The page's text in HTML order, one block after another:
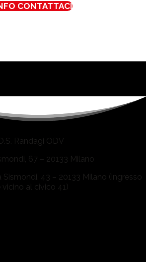
CONTATTACI
Randagi ODV
67 – 20133 Milano
Sismondi, 43 – 20133 Milano (ingresso
al civico 41)